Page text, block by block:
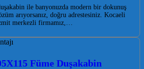
ile banyonuzda modern bir dokunuş
arıyorsanız, doğru adrestesiniz. Kocaeli
merkezli firmamız,…
Füme Duşakabin